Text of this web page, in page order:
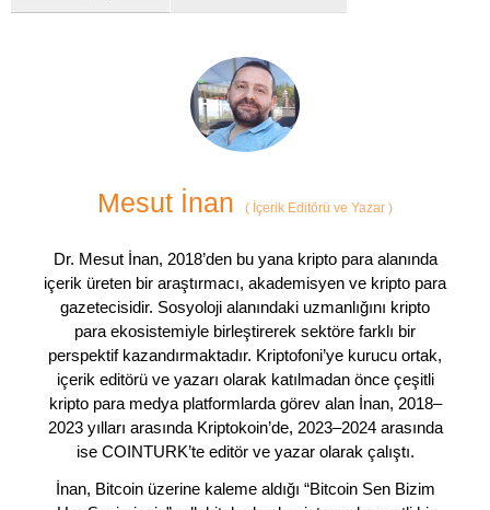
Mesut İnan ( İçerik Editörü ve Yazar )
Dr. Mesut İnan, 2018’den bu yana kripto para alanında
içerik üreten bir araştırmacı, akademisyen ve kripto para
gazetecisidir. Sosyoloji alanındaki uzmanlığını kripto
para ekosistemiyle birleştirerek sektöre farklı bir
perspektif kazandırmaktadır. Kriptofoni’ye kurucu ortak,
içerik editörü ve yazarı olarak katılmadan önce çeşitli
kripto para medya platformlarda görev alan İnan, 2018–
2023 yılları arasında Kriptokoin’de, 2023–2024 arasında
ise COINTURK’te editör ve yazar olarak çalıştı.
İnan, Bitcoin üzerine kaleme aldığı “Bitcoin Sen Bizim